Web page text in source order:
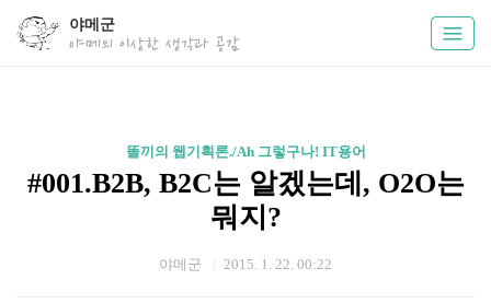
야메군
야메의 이상한 생각과 공감
똘끼의 웹기획론./Ah 그렇구나! IT용어
#001.B2B, B2C는 알겠는데, O2O는
뭐지?
야메군 2015. 1. 22. 00:22